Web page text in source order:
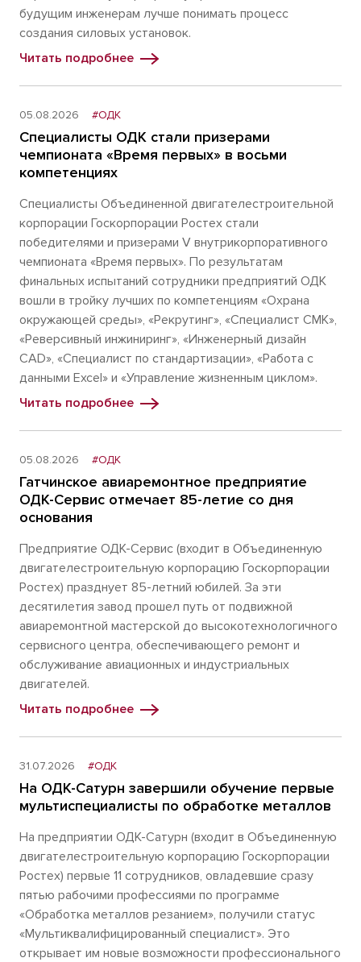
будущим инженерам лучше понимать процесс
создания силовых установок.
Читать подробнее
05.08.2026 #ОДК
Специалисты ОДК стали призерами
чемпионата «Время первых» в восьми
компетенциях
Специалисты Объединенной двигателестроительной
корпорации Госкорпорации Ростех стали
победителями и призерами V внутрикорпоративного
чемпионата «Время первых». По результатам
финальных испытаний сотрудники предприятий ОДК
вошли в тройку лучших по компетенциям «Охрана
окружающей среды», «Рекрутинг», «Специалист СМК»,
«Реверсивный инжиниринг», «Инженерный дизайн
CAD», «Специалист по стандартизации», «Работа с
данными Excel» и «Управление жизненным циклом».
Читать подробнее
05.08.2026 #ОДК
Гатчинское авиаремонтное предприятие
ОДК-Сервис отмечает 85-летие со дня
основания
Предприятие ОДК-Сервис (входит в Объединенную
двигателестроительную корпорацию Госкорпорации
Ростех) празднует 85-летний юбилей. За эти
десятилетия завод прошел путь от подвижной
авиаремонтной мастерской до высокотехнологичного
сервисного центра, обеспечивающего ремонт и
обслуживание авиационных и индустриальных
двигателей.
Читать подробнее
31.07.2026 #ОДК
На ОДК-Сатурн завершили обучение первые
мультиспециалисты по обработке металлов
На предприятии ОДК-Сатурн (входит в Объединенную
двигателестроительную корпорацию Госкорпорации
Ростех) первые 11 сотрудников, овладевшие сразу
пятью рабочими профессиями по программе
«Обработка металлов резанием», получили статус
«Мультиквалифицированный специалист». Это
открывает им новые возможности профессионального